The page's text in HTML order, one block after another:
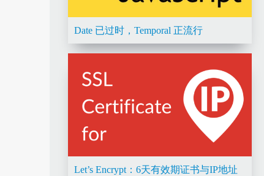
Date 已过时，Temporal 正流行
Let’s Encrypt：6天有效期证书与IP地址